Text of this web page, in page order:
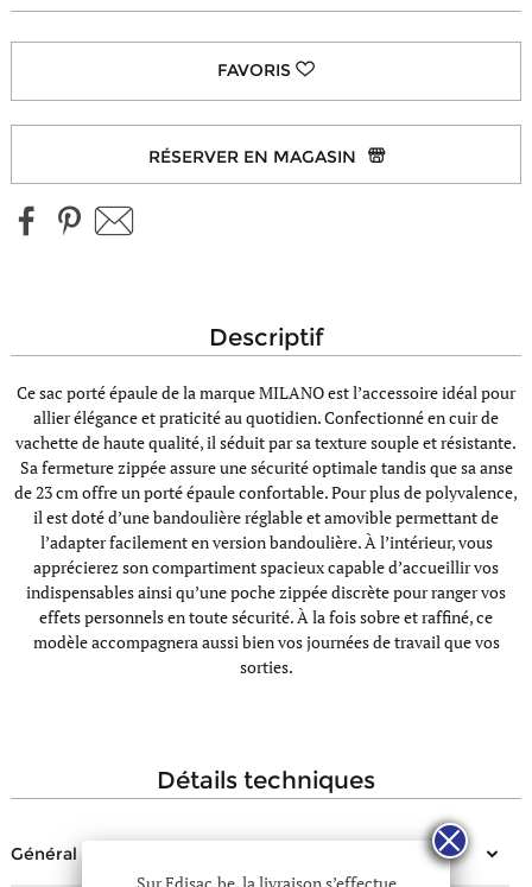
RÉSERVER EN MAGASIN
descriptif
Ce sac porté épaule de la marque MILANO est l’accessoire idéal pour
allier élégance et praticité au quotidien. Confectionné en cuir de
vachette de haute qualité, il séduit par sa texture souple et résistante.
Sa fermeture zippée assure une sécurité optimale tandis que sa anse
de 23 cm offre un porté épaule confortable. Pour plus de polyvalence,
il est doté d’une bandoulière réglable et amovible permettant de
l’adapter facilement en version bandoulière. À l’intérieur, vous
apprécierez son compartiment spacieux capable d’accueillir vos
indispensables ainsi qu’une poche zippée discrète pour ranger vos
effets personnels en toute sécurité. À la fois sobre et raffiné, ce
modèle accompagnera aussi bien vos journées de travail que vos
sorties.
détails techniques
Général